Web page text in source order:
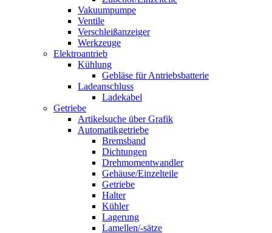
Vakuumpumpe
Ventile
Verschleißanzeiger
Werkzeuge
Elektroantrieb
Kühlung
Gebläse für Antriebsbatterie
Ladeanschluss
Ladekabel
Getriebe
Artikelsuche über Grafik
Automatikgetriebe
Bremsband
Dichtungen
Drehmomentwandler
Gehäuse/Einzelteile
Getriebe
Halter
Kühler
Lagerung
Lamellen/-sätze